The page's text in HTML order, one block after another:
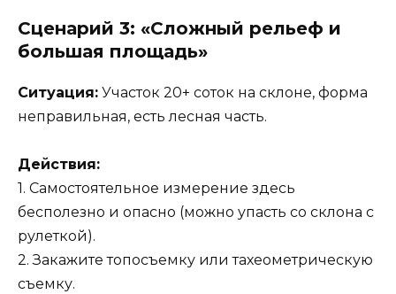
Сценарий 3: «Сложный рельеф и
большая площадь»
Ситуация: Участок 20+ соток на склоне, форма
неправильная, есть лесная часть.
Действия:
1. Самостоятельное измерение здесь
бесполезно и опасно (можно упасть со склона с
рулеткой).
2. Закажите топосъемку или тахеометрическую
съемку.